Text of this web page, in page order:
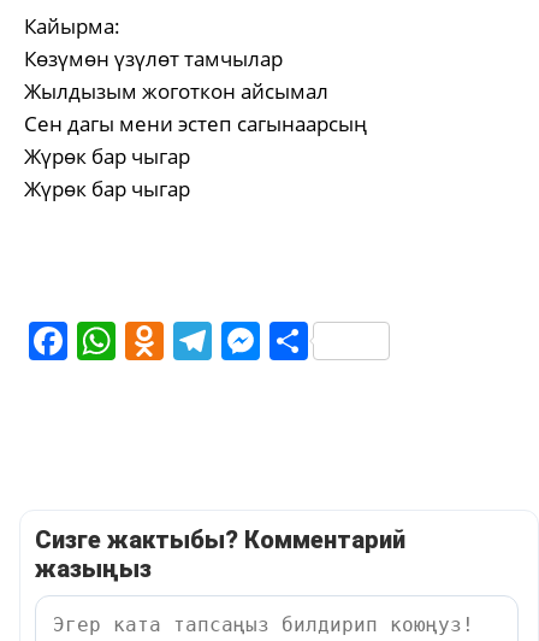
Кайырма:
Көзүмөн үзүлөт тамчылар
Жылдызым жоготкон айсымал
Сен дагы мени эстеп сагынаарсың
Жүрөк бар чыгар
Жүрөк бар чыгар
Facebook
WhatsApp
Odnoklassniki
Telegram
Messenger
Share
Сизге жактыбы? Комментарий
жазыңыз